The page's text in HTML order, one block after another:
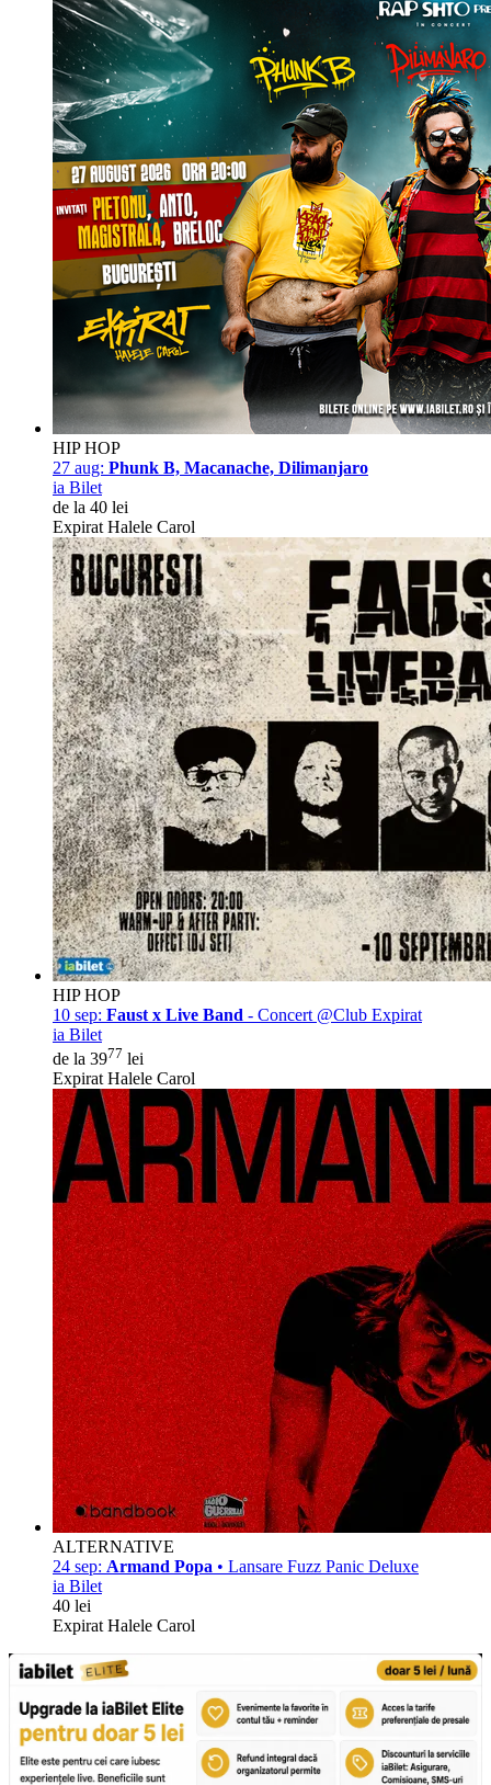
HIP HOP
27 aug: Phunk B, Macanache, Dilimanjaro
ia Bilet
de la 40 lei
Expirat Halele Carol
HIP HOP
10 sep: Faust x Live Band - Concert @Club Expirat
ia Bilet
de la 3977 lei
Expirat Halele Carol
ALTERNATIVE
24 sep: Armand Popa • Lansare Fuzz Panic Deluxe
ia Bilet
40 lei
Expirat Halele Carol